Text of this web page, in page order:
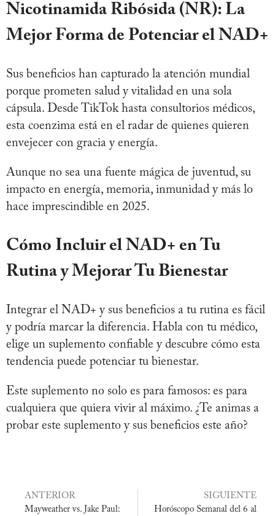
Nicotinamida Ribósida (NR): La
Mejor Forma de Potenciar el NAD+
Sus beneficios han capturado la atención mundial
porque prometen salud y vitalidad en una sola
cápsula. Desde TikTok hasta consultorios médicos,
esta coenzima está en el radar de quienes quieren
envejecer con gracia y energía.
Aunque no sea una fuente mágica de juventud, su
impacto en energía, memoria, inmunidad y más lo
hace imprescindible en 2025.
Cómo Incluir el NAD+ en Tu
Rutina y Mejorar Tu Bienestar
Integrar el NAD+ y sus beneficios a tu rutina es fácil
y podría marcar la diferencia. Habla con tu médico,
elige un suplemento confiable y descubre cómo esta
tendencia puede potenciar tu bienestar.
Este suplemento no solo es para famosos: es para
cualquiera que quiera vivir al máximo. ¿Te animas a
probar este suplemento y sus beneficios este año?
ANTERIOR
Mayweather vs. Jake Paul:
SIGUIENTE
Horóscopo Semanal del 6 al